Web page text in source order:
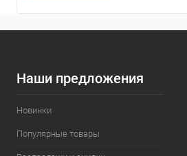
Наши предложения
Новинки
Популярные товары